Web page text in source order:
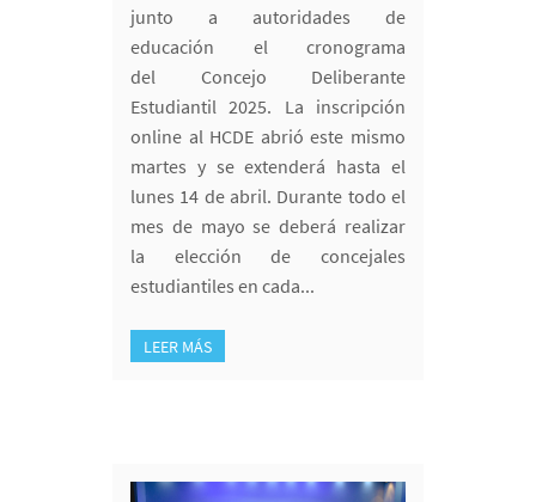
junto a autoridades de
educación el cronograma
del Concejo Deliberante
Estudiantil 2025. La inscripción
online al HCDE abrió este mismo
martes y se extenderá hasta el
lunes 14 de abril. Durante todo el
mes de mayo se deberá realizar
la elección de concejales
estudiantiles en cada...
LEER MÁS